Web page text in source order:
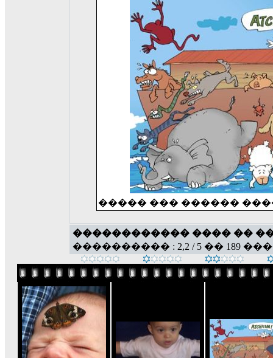
����� ��� ������
������������ ���� ��
���������� : 2,2 / 5 �� 189